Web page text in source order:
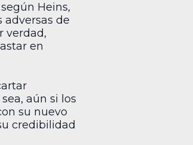
Heins,
de
verdad,
en
aún si los
su nuevo
credibilidad